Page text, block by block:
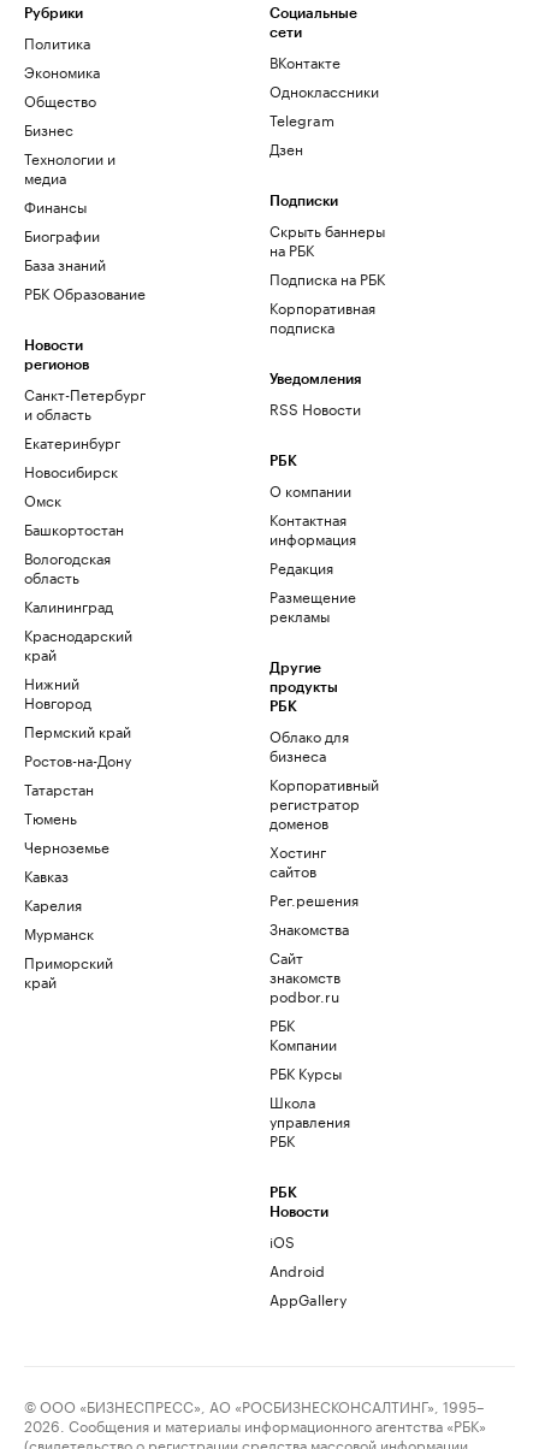
Рубрики
Политика
Экономика
Общество
Бизнес
Технологии и
медиа
Финансы
Биографии
База знаний
РБК Образование
Новости
регионов
Санкт-Петербург
и область
Екатеринбург
Новосибирск
Омск
Башкортостан
Вологодская
область
Калининград
Краснодарский
край
Нижний
Новгород
Пермский край
Ростов-на-Дону
Татарстан
Тюмень
Черноземье
Кавказ
Карелия
Мурманск
Приморский
край
Социальные
сети
ВКонтакте
Одноклассники
Telegram
Дзен
Подписки
Скрыть баннеры
на РБК
Подписка на РБК
Корпоративная
подписка
Уведомления
RSS Новости
РБК
О компании
Контактная
информация
Редакция
Размещение
рекламы
Другие
продукты
РБК
Облако для
бизнеса
Корпоративный
регистратор
доменов
Хостинг
сайтов
Рег.решения
Знакомства
Сайт
знакомств
podbor.ru
РБК
Компании
РБК Курсы
Школа
управления
РБК
РБК
Новости
iOS
Android
AppGallery
© ООО «БИЗНЕСПРЕСС», АО «РОСБИЗНЕСКОНСАЛТИНГ», 1995–
2026. Сообщения и материалы информационного агентства «РБК»
(свидетельство о регистрации средства массовой информации